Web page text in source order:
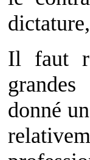
Il faut
donné